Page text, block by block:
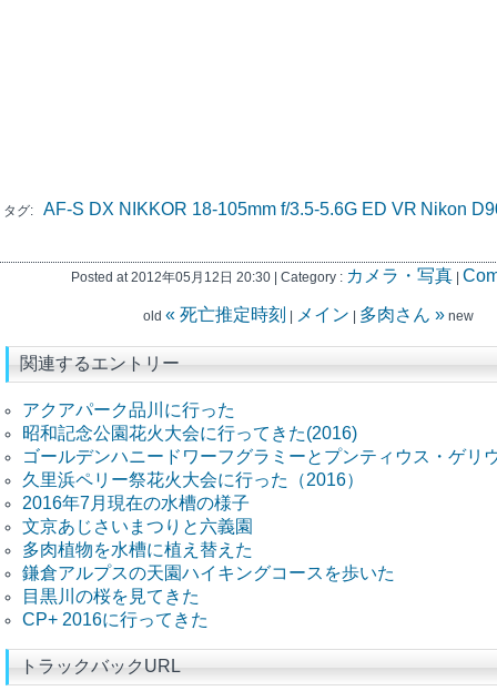
タグ: AF-S DX NIKKOR 18-105mm f/3.5-5.6G ED VR Nikon
Posted at 2012年05月12日 20:30 | Category : カメラ・写真
old « 死亡推定時刻 メイン 多肉さん »new
関連するエントリー
アクアパーク品川に行った
昭和記念公園花火大会に行ってきた(2016)
ゴールデンハニードワーフグラミーとプンティウス・ゲリ
久里浜ペリー祭花火大会に行った（2016）
2016年7月現在の水槽の様子
文京あじさいまつりと六義園
多肉植物を水槽に植え替えた
鎌倉アルプスの天園ハイキングコースを歩いた
目黒川の桜を見てきた
CP+ 2016に行ってきた
トラックバックURL